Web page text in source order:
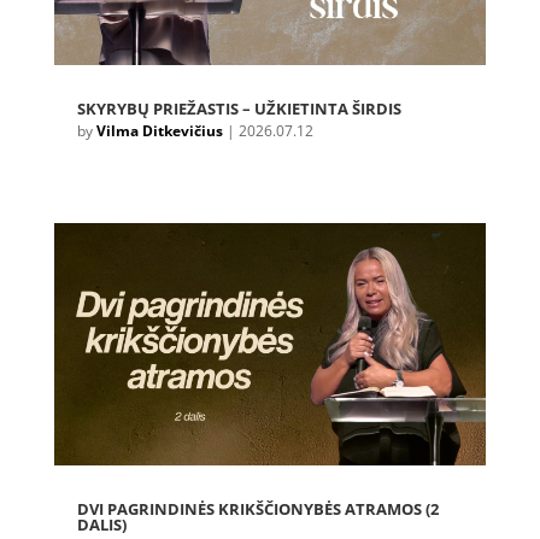
SKYRYBŲ PRIEŽASTIS – UŽKIETINTA ŠIRDIS
byVilma Ditkevičius| 2026.07.12
DVI PAGRINDINĖS KRIKŠČIONYBĖS ATRAMOS (2
DALIS)